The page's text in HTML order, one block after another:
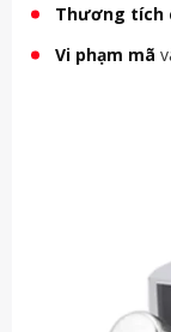
Thương tích
Vi phạm mã